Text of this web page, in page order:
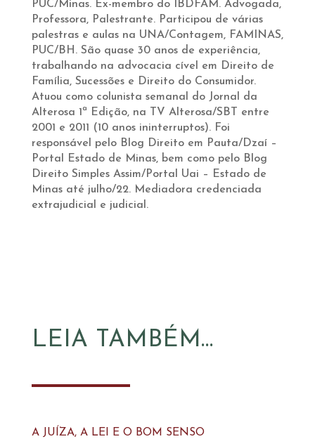
PUC/Minas. Ex-membro do IBDFAM. Advogada,
Professora, Palestrante. Participou de várias
palestras e aulas na UNA/Contagem, FAMINAS,
PUC/BH. São quase 30 anos de experiência,
trabalhando na advocacia cível em Direito de
Família, Sucessões e Direito do Consumidor.
Atuou como colunista semanal do Jornal da
Alterosa 1ª Edição, na TV Alterosa/SBT entre
2001 e 2011 (10 anos ininterruptos). Foi
responsável pelo Blog Direito em Pauta/Dzaí –
Portal Estado de Minas, bem como pelo Blog
Direito Simples Assim/Portal Uai – Estado de
Minas até julho/22. Mediadora credenciada
extrajudicial e judicial.
LEIA TAMBÉM…
A JUÍZA, A LEI E O BOM SENSO